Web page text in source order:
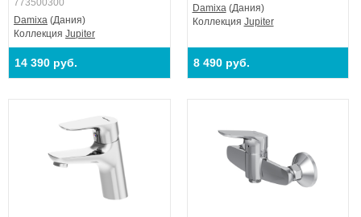
773500300
Damixa (Дания)
Коллекция Jupiter
14 390 руб.
Damixa(Дания)
Коллекция Jupiter
8 490 руб.